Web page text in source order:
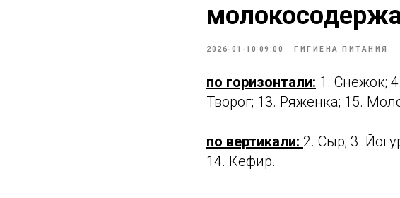
2026-01-10 09:00 ГИГИЕНА ПИТАНИЯ
по горизонтали: 1. Снежок;
Творог; 13. Ряженка; 15.
по вертикали: 2. Сыр; 3.
14. Кефир.